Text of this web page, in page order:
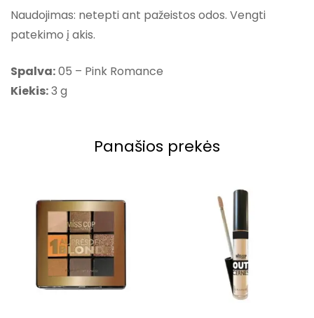
Naudojimas: netepti ant pažeistos odos. Vengti
patekimo į akis.
Spalva:05 – Pink Romance
Kiekis:3 g
Panašios prekės